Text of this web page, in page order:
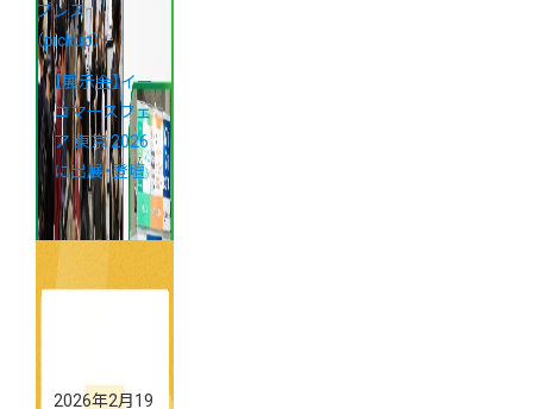
プレス
（pickup）
【展示会】イー
コマースフェ
ア 東京 2026
に出展・登壇
2026年2月19